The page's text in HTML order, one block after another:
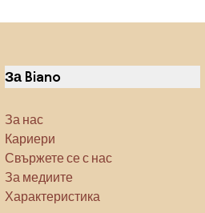
За Biano
За нас
Кариери
Свържете се с нас
За медиите
Характеристика